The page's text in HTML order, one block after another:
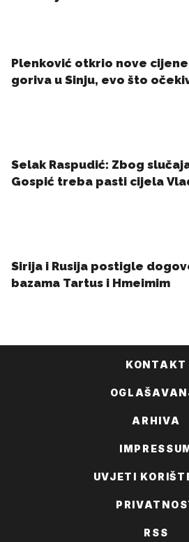
KONTAKT
ARHIVA
UVJETI
RSS